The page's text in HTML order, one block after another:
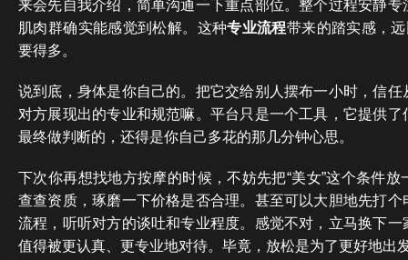
来会先自我介绍，简单沟通一下重点部位。整个过程安静
肌肉群确实能感觉到松解。这种专业流程带来的踏实感，
要得多。
说到底，身体是你自己的。把它交给别人摆布一小时，信
对方展现出的专业和规范嘛。平台只是一个工具，它提供
最终做判断的，还得是你自己多花的那几分钟心思。
下次你再想找地方按摩的时候，不妨先把“美女”这个条件
查查资质，琢磨一下价格是否合理。甚至可以大胆地先打
流程，听听对方的谈吐和专业程度。感觉不对，立马换下
值得被更认真、更专业地对待。毕竟，放松是为了更好地出